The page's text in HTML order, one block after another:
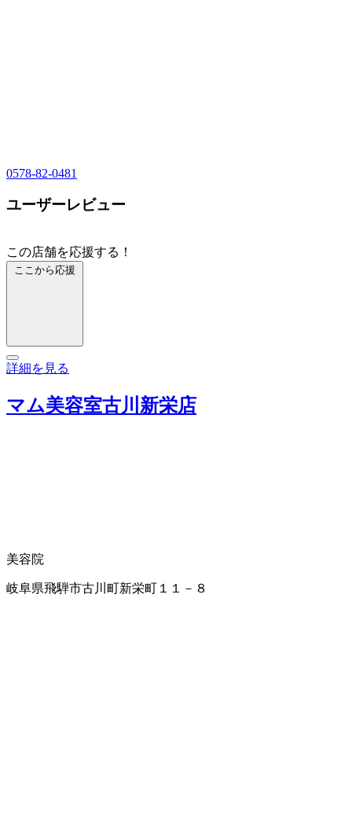
0578-82-0481
ユーザーレビュー
この店舗を応援する！
ここから応援
詳細を見る
マム美容室古川新栄店
美容院
岐阜県飛騨市古川町新栄町１１－８